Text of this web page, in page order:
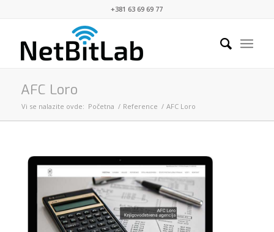
+381 63 69 69 77
AFC Loro
Vi se nalazite ovde: Početna / Reference / AFC Loro